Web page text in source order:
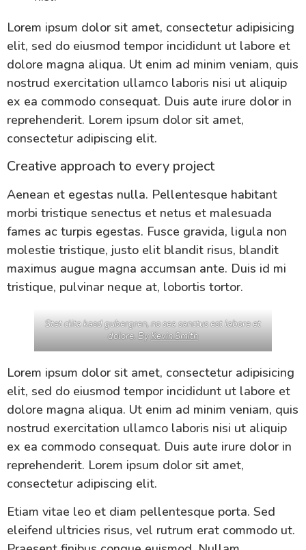
Lorem ipsum dolor sit amet, consectetur adipisicing
elit, sed do eiusmod tempor incididunt ut labore et
dolore magna aliqua. Ut enim ad minim veniam, quis
nostrud exercitation ullamco laboris nisi ut aliquip
ex ea commodo consequat. Duis aute irure dolor in
reprehenderit. Lorem ipsum dolor sit amet,
consectetur adipiscing elit.
Creative approach to every project
Aenean et egestas nulla. Pellentesque habitant
morbi tristique senectus et netus et malesuada
fames ac turpis egestas. Fusce gravida, ligula non
molestie tristique, justo elit blandit risus, blandit
maximus augue magna accumsan ante. Duis id mi
tristique, pulvinar neque at, lobortis tortor.
Stet clita kasd gubergren, no sea sanctus est labore et
dolore. ByKevin Smith
Lorem ipsum dolor sit amet, consectetur adipisicing
elit, sed do eiusmod tempor incididunt ut labore et
dolore magna aliqua. Ut enim ad minim veniam, quis
nostrud exercitation ullamco laboris nisi ut aliquip
ex ea commodo consequat. Duis aute irure dolor in
reprehenderit. Lorem ipsum dolor sit amet,
consectetur adipiscing elit.
Etiam vitae leo et diam pellentesque porta. Sed
eleifend ultricies risus, vel rutrum erat commodo ut.